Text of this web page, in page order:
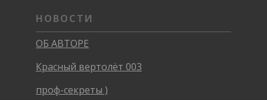
НОВОСТИ
ОБ АВТОРЕ
Красный вертолёт 003
проф-секреты )